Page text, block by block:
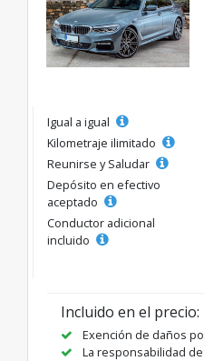
Igual a igual
Kilometraje ilimitado
Reunirse y Saludar
Depósito en efectivo
aceptado
Conductor adicional
incluido
Incluido en el precio:
Exención de daños
La responsabilidad